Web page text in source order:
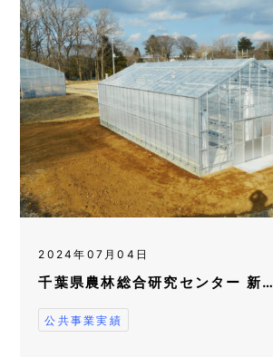
2024年07月04日
千葉県農林総合研究センター 新…
公共事業実績